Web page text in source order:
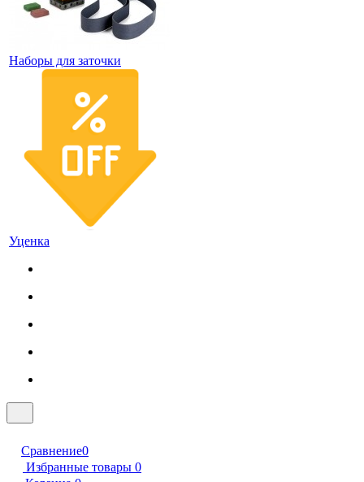
Наборы для заточки
Уценка
Сравнение0
Избранные товары 0